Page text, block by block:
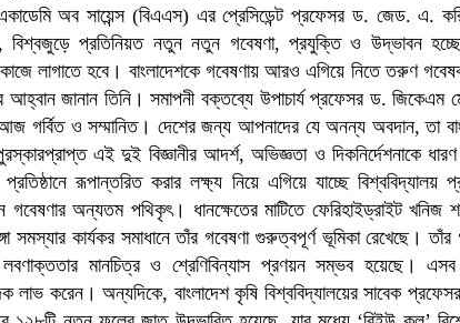
একাডেমি অব সায়েন্স (বিএএস) এর প্রেসিডেন্ট প্রফেসর ড. জেড. এ.
বিশ্বজুড়ে প্রতিনিয়ত নতুন নতুন গবেষণা, প্রযুক্তি ও উদ্ভাবন
লাগাতে হবে। বাংলাদেশকে গবেষণায় আরও এগিয়ে নিতে তরুণ
আহ্বান জানান তিনি। সমাপনী বক্তব্যে উপাচার্য প্রফেসর ড. জিকেএম
গর্বিত ও সম্মানিত। দেশের জন্য আপনাদের যে অনন্য অবদান, তা
এই দুই বিজ্ঞানীর আদর্শ, অভিজ্ঞতা ও দিকনির্দেশনাকে
প্রতিষ্ঠানে রূপান্তরিত করার লক্ষ্য নিয়ে এগিয়ে যাচ্ছে বিশ্ববিদ্যালয়
অন্যতম পথিকৃৎ। ধানক্ষেতের মাটিতে ফেরিহাইড্রাইট খনিজ
সমস্যার কার্যকর সমাধানে তাঁর গবেষণা গুরুত্বপূর্ণ ভূমিকা রেখেছে। তাঁর
লবণাক্ততার মানচিত্র ও শ্রেণিবিন্যাস প্রণয়ন সম্ভব হয়েছে।
করেন। অন্যদিকে, বাংলাদেশ কৃষি বিশ্ববিদ্যালয়ের সাবেক